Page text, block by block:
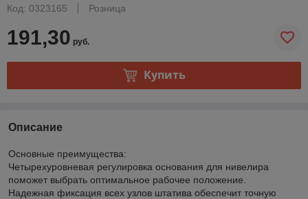
Код: 0323165
Розница
191,30 руб.
Купить
Описание
Основные преимущества:
Четырехуровневая регулировка основания для нивелира
поможет выбрать оптимальное рабочее положение.
Надежная фиксация всех узлов штатива обеспечит точную